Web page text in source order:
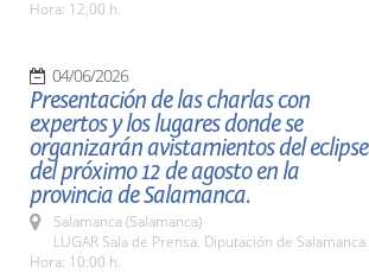
Hora: 12,00 h.
04/06/2026
Presentación de las charlas con
expertos y los lugares donde se
organizarán avistamientos del eclipse
del próximo 12 de agosto en la
provincia de Salamanca.
Salamanca (Salamanca)
LUGAR Sala de Prensa. Diputación de Salamanca.
Hora: 10:00 h.